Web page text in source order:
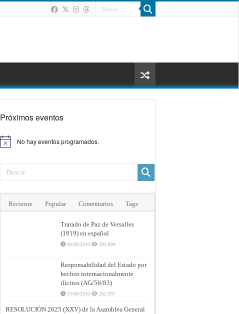
Próximos eventos
Aviso No hay eventos programados.
Reciente Popular Comentarios Tags
Tratado de Paz de Versalles
(1919) en español
06/06/2010 393,884
Responsabilidad del Estado por
hechos internacionalmente
ilícitos (AG/56/83)
25/06/2010 262,957
RESOLUCIÓN 2625 (XXV) de la Asamblea General